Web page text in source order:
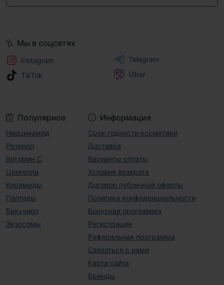
Популярное
Ниацинамид
Ретинол
Витамин С
Центелла
Керамиды
Пептиды
Бакучиол
Экзосомы
Информация
Срок годности косметики
Доставка
Варианты оплаты
Условия возврата
Договор публичной оферты
Политика конфиденциальности
Бонусная программа
Регистрация
Реферальная программа
Связаться с нами
Карта сайта
Бренды
Мы в соцсетях
Instagram
TikTok
Telegram
Viber